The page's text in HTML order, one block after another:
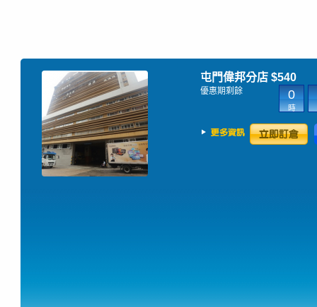
屯門偉邦分店 $540
優惠期剩餘 0
時